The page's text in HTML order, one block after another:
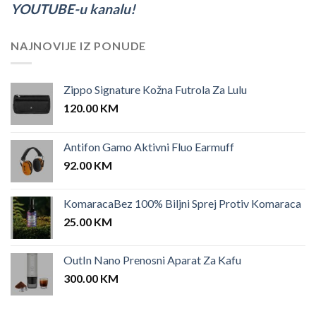
YOUTUBE-u kanalu!
NAJNOVIJE IZ PONUDE
Zippo Signature Kožna Futrola Za Lulu
120.00 KM
Antifon Gamo Aktivni Fluo Earmuff
92.00 KM
KomaracaBez 100% Biljni Sprej Protiv Komaraca
25.00 KM
OutIn Nano Prenosni Aparat Za Kafu
300.00 KM